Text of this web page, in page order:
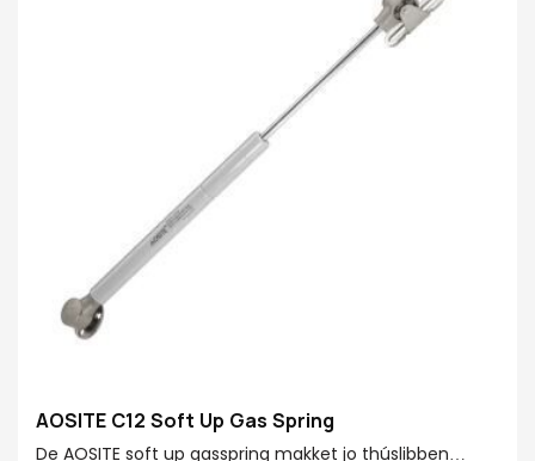
technology foar nei ûnderen beweging, iepenet de
opklapdoar automatysk mei gewoan in sêfte druk, wat
jo tiid en muoite besparret. It ûntwerp fan &39;e
hydraulyske nei ûnderen beweging fertraagt ​​effektyf
de delgong fan&39; e doar, foarkomt hommels sluten
en potinsjele feiligens gefaren, wylst ek lûd ferminderje
AOSITE C12 Soft Up Gas Spring
De AOSITE soft up gasspring makket jo thúslibben